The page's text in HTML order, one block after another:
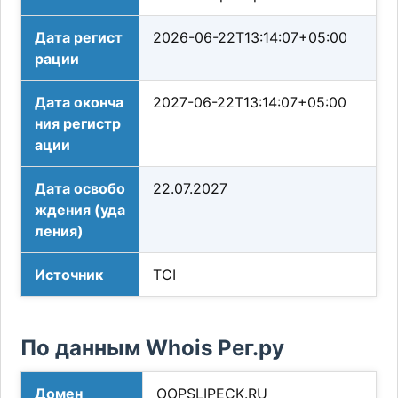
Дата регист
рации
2026-06-22T13:14:07+05:00
Дата оконча
ния регистр
ации
2027-06-22T13:14:07+05:00
Дата освобо
ждения (уда
ления)
22.07.2027
Источник TCI
По данным Whois Рег.ру
Домен OOPSLIPECK.RU